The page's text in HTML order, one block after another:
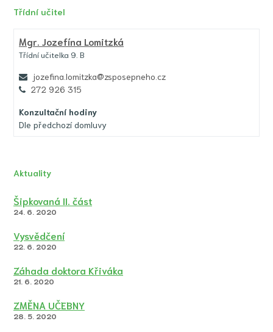
Třídní učitel
Mgr. Jozefína Lomitzká
Třídní učitelka 9. B
jozefina.lomitzka@zsposepneho.cz
272 926 315
Konzultační hodiny
Dle předchozí domluvy
Aktuality
Šipkovaná II. část
24. 6. 2020
Vysvědčení
22. 6. 2020
Záhada doktora Křiváka
21. 6. 2020
ZMĚNA UČEBNY
28. 5. 2020